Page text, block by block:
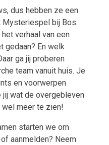
dus hebben ze een
bij Bos.
verhaal van een
gedaan? En welk
ga jij proberen
team vanuit huis. Je
en voorwerpen
wat de overgebleven
meer te zien!
starten we om
aanmelden? Neem